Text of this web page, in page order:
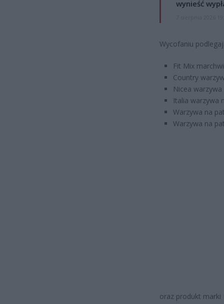
wynieść
Wycofaniu
Fit Mix
Country
Nicea
Italia warzywa
Warzywa na
Warzywa na
oraz produkt marki